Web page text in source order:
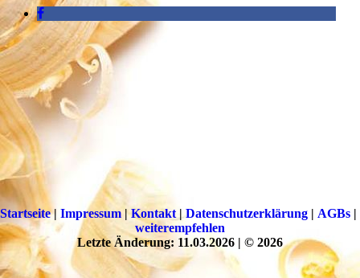
Startseite| Impressum|Kontakt |Datenschutzerklärung | AGBs |
weiterempfehlen
Letzte Änderung: 11.03.2026 | © 2026